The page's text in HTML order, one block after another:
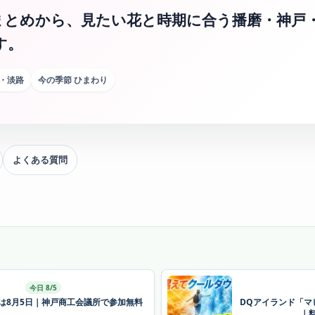
めから、見たい花と時期に合う播磨・神戸
淡路 今の季節 ひまわり
よくある質問
今日 8/5
8月5日｜神戸商工会議所で参加無料
DQアイランド「